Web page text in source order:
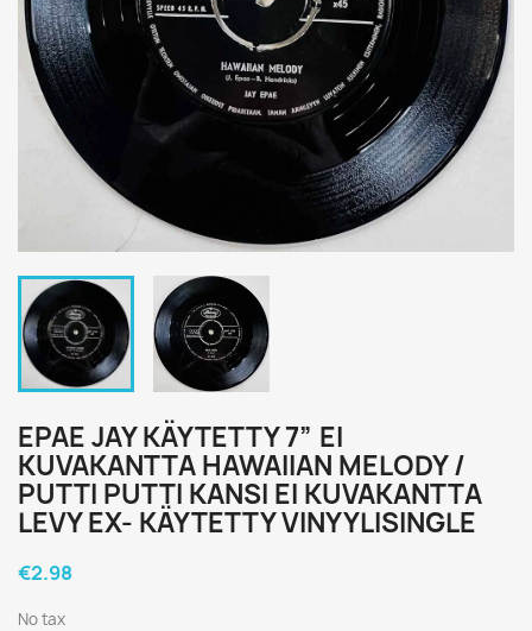
EPAE JAY KÄYTETTY 7” EI
KUVAKANTTA HAWAIIAN MELODY /
PUTTI PUTTI KANSI EI KUVAKANTTA
LEVY EX- KÄYTETTY VINYYLISINGLE
€2.98
No tax